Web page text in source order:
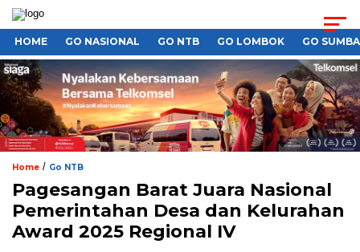
HOME GO NASIONAL GO NTB GO LOMBOK GO
Home / Go NTB
Pagesangan Barat Juara Nasional
Pemerintahan Desa dan Kelurahan
Award 2025 Regional IV